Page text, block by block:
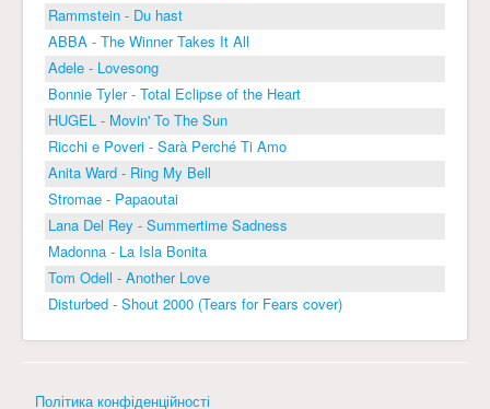
Rammstein - Du hast
ABBA - The Winner Takes It All
Adele - Lovesong
Bonnie Tyler - Total Eclipse of the Heart
HUGEL - Movin' To The Sun
Ricchi e Poveri - Sarà Perché Ti Amo
Anita Ward - Ring My Bell
Stromae - Papaoutai
Lana Del Rey - Summertime Sadness
Madonna - La Isla Bonita
Tom Odell - Another Love
Disturbed - Shout 2000 (Tears for Fears cover)
Політика конфіденційності